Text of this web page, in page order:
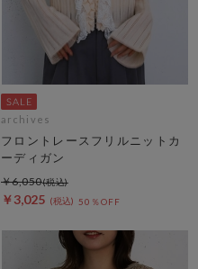
archives
フロントレースフリルニットカ
ーディガン
￥3,025 50％OFF
￥6,050